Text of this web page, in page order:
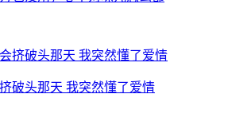
破头那天 我突然懂了爱情